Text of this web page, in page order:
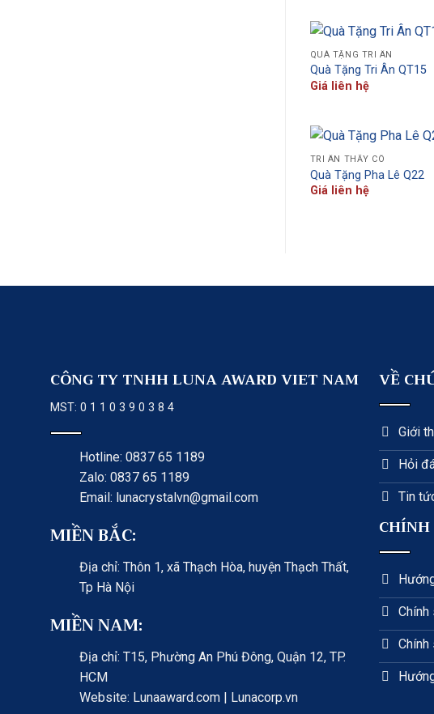
QUÀ TẶNG TRI ÂN
Quà Tặng Tri Ân QT15
Giá liên hệ
TRI ÂN THẦY CÔ
Quà Tặng Pha Lê Q22
Giá liên hệ
CÔNG TY TNHH LUNA AWARD VIET NAM
MST: 0 1 1 0 3 9 0 3 8 4
Hotline: 0837 65 1189
Zalo: 0837 65 1189
Email: lunacrystalvn@gmail.com
MIỀN BẮC:
Địa chỉ: Thôn 1, xã Thạch Hòa, huyện Thạch Thất,
Tp Hà Nội
MIỀN NAM:
Địa chỉ: T15, Phường An Phú Đông, Quận 12, TP.
HCM
Website: Lunaaward.com | Lunacorp.vn
VỀ
Giới
Hỏi
Tin
CHÍNH
Chính